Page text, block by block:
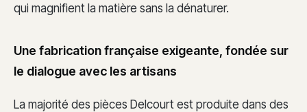
qui magnifient la matière sans la dénaturer.
Une fabrication française exigeante, fondée sur
le dialogue avec les artisans
La majorité des pièces Delcourt est produite dans des